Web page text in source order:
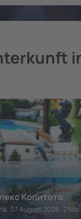
Копитото
07 August 2026, 2